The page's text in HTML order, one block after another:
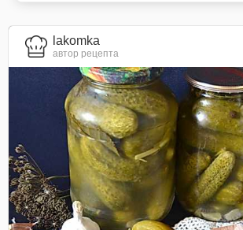
lakomka
автор рецепта